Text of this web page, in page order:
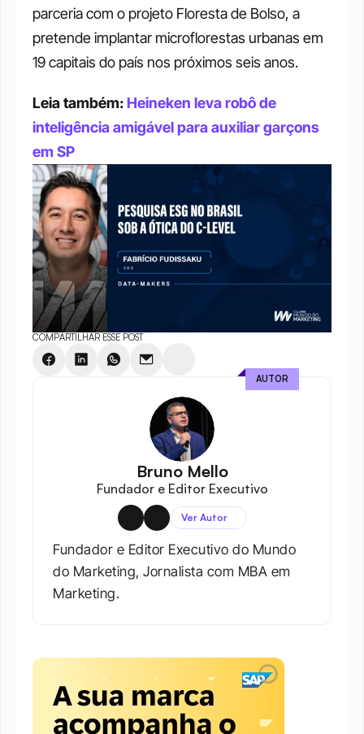
parceria com o projeto Floresta de Bolso, a
pretende implantar microflorestas urbanas em
19 capitais do país nos próximos seis anos.
Leia também: Heineken leva robô de
inteligência amigável para auxiliar garçons
em SP
COMPARTILHAR ESSE POST
Bruno Mello
Fundador e Editor Executivo
Ver Autor
Fundador e Editor Executivo do Mundo
do Marketing, Jornalista com MBA em
Marketing.
AUTOR